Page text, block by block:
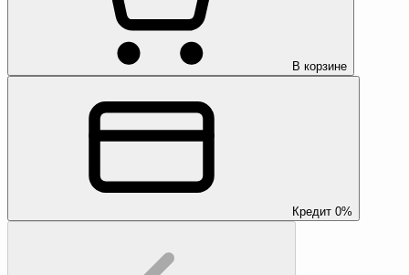
В корзине
Кредит 0%